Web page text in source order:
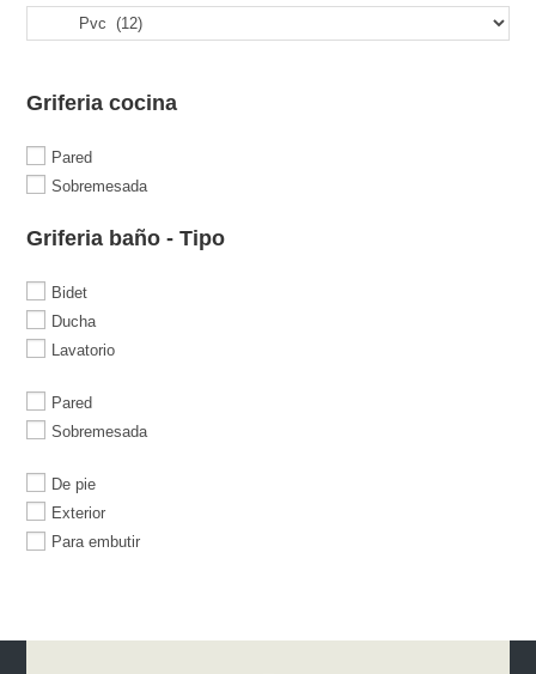
Griferia cocina
Pared
Sobremesada
Griferia baño - Tipo
Bidet
Ducha
Lavatorio
Pared
Sobremesada
De pie
Exterior
Para embutir